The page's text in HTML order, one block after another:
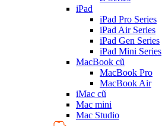
iPad
iPad Pro Series
iPad Air Series
iPad Gen Series
iPad Mini Series
MacBook cũ
MacBook Pro
MacBook Air
iMac cũ
Mac mini
Mac Studio